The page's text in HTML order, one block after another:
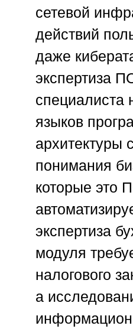
сетевой
действий
даже
экспертиза
специалиста
языков
архитектуры
понимания
которые это
экспертиза
модуля
налогового
а